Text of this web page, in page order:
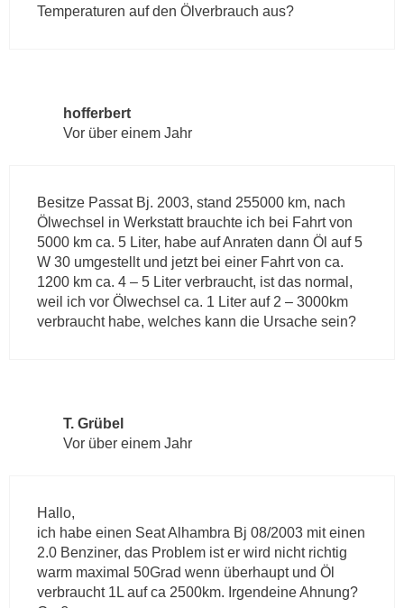
Temperaturen auf den Ölverbrauch aus?
hofferbert
Vor über einem Jahr
Besitze Passat Bj. 2003, stand 255000 km, nach
Ölwechsel in Werkstatt brauchte ich bei Fahrt von
5000 km ca. 5 Liter, habe auf Anraten dann Öl auf 5
W 30 umgestellt und jetzt bei einer Fahrt von ca.
1200 km ca. 4 – 5 Liter verbraucht, ist das normal,
weil ich vor Ölwechsel ca. 1 Liter auf 2 – 3000km
verbraucht habe, welches kann die Ursache sein?
T. Grübel
Vor über einem Jahr
Hallo,
ich habe einen Seat Alhambra Bj 08/2003 mit einen
2.0 Benziner, das Problem ist er wird nicht richtig
warm maximal 50Grad wenn überhaupt und Öl
verbraucht 1L auf ca 2500km. Irgendeine Ahnung?